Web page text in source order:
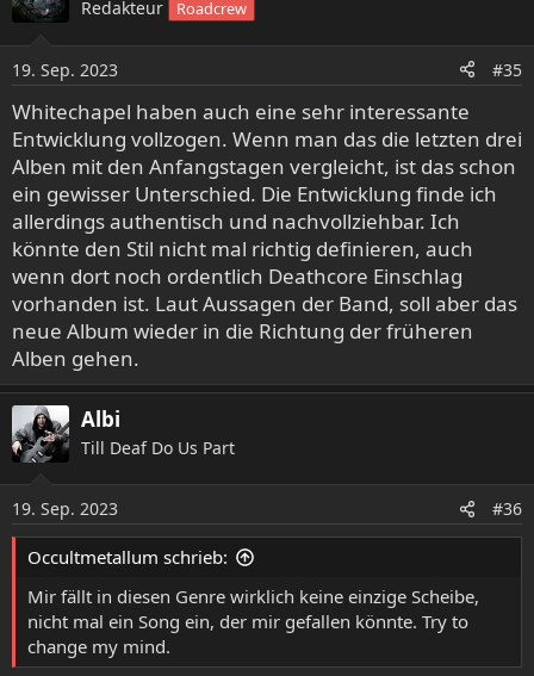
Redakteur Roadcrew
19. Sep. 2023 #35
Whitechapel haben auch eine sehr interessante
Entwicklung vollzogen. Wenn man das die letzten drei
Alben mit den Anfangstagen vergleicht, ist das schon
ein gewisser Unterschied. Die Entwicklung finde ich
allerdings authentisch und nachvollziehbar. Ich
könnte den Stil nicht mal richtig definieren, auch
wenn dort noch ordentlich Deathcore Einschlag
vorhanden ist. Laut Aussagen der Band, soll aber das
neue Album wieder in die Richtung der früheren
Alben gehen.
Albi
Till Deaf Do Us Part
19. Sep. 2023 #36
Occultmetallum schrieb:
Mir fällt in diesen Genre wirklich keine einzige Scheibe,
nicht mal ein Song ein, der mir gefallen könnte. Try to
change my mind.